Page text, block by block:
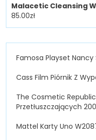
Malacetic Cleansing
85.00zł
Famosa Playset
Cass Film Piórnik Z
The Cosmetic
Przetłuszczających
Mattel Karty Uno